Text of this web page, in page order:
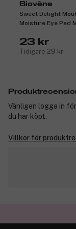
Biovène
Sweet Delight
Moisture Eye Pad
23 kr
Tidigare 29 kr
Vänligen logga in
du har köpt.
Villkor för